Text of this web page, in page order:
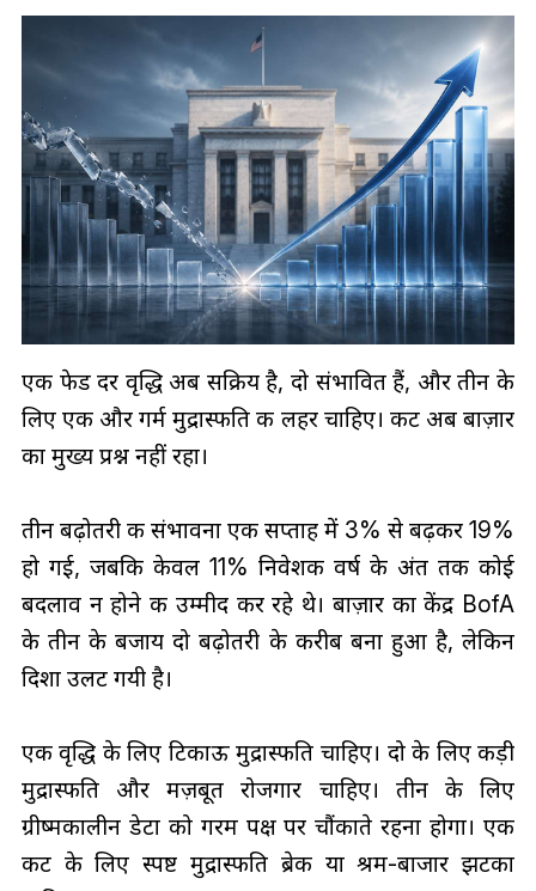
एक फेड दर वृद्धि अब सक्रिय है, दो संभावित हैं, और तीन के
लिए एक और गर्म मुद्रास्फीति की लहर चाहिए। कट अब बाज़ार
का मुख्य प्रश्न नहीं रहा।
तीन बढ़ोतरी की संभावना एक सप्ताह में 3% से बढ़कर 19%
हो गई, जबकि केवल 11% निवेशक वर्ष के अंत तक कोई
बदलाव न होने की उम्मीद कर रहे थे। बाज़ार का केंद्र BofA
के तीन के बजाय दो बढ़ोतरी के करीब बना हुआ है, लेकिन
दिशा उलट गयी है।
एक वृद्धि के लिए टिकाऊ मुद्रास्फीति चाहिए। दो के लिए कड़ी
मुद्रास्फीति और मज़बूत रोजगार चाहिए। तीन के लिए
ग्रीष्मकालीन डेटा को गरम पक्ष पर चौंकाते रहना होगा। एक
कट के लिए स्पष्ट मुद्रास्फीति ब्रेक या श्रम-बाजार झटका